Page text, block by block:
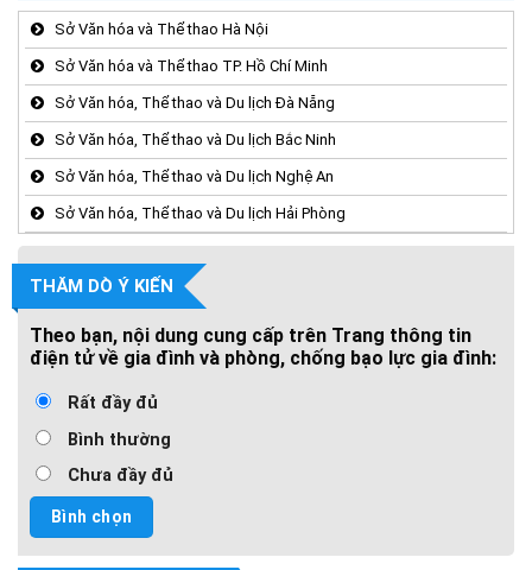
Sở Văn hóa và Thể thao Hà Nội
Sở Văn hóa và Thể thao TP. Hồ Chí Minh
Sở Văn hóa, Thể thao và Du lịch Đà Nẵng
Sở Văn hóa, Thể thao và Du lịch Bắc Ninh
Sở Văn hóa, Thể thao và Du lịch Nghệ An
Sở Văn hóa, Thể thao và Du lịch Hải Phòng
THĂM DÒ Ý KIẾN
Theo bạn, nội dung cung cấp trên Trang thông tin
điện tử về gia đình và phòng, chống bạo lực gia đình:
Rất đầy đủ
Bình thường
Chưa đầy đủ